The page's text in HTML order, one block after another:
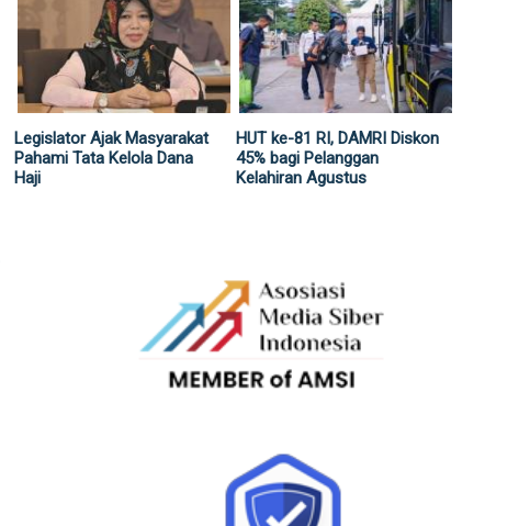
Legislator Ajak Masyarakat
Pahami Tata Kelola Dana
Haji
HUT ke-81 RI, DAMRI Diskon
45% bagi Pelanggan
Kelahiran Agustus